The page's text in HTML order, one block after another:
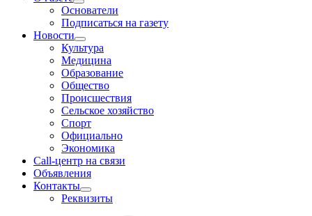
Основатели
Подписаться на газету
Новости
Культура
Медицина
Образование
Общество
Происшествия
Сельское хозяйство
Спорт
Официально
Экономика
Call-центр на связи
Объявления
Контакты
Реквизиты